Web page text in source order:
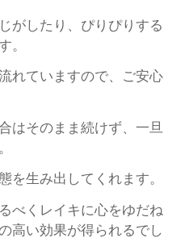
がしたり、ぴりぴりする
。
れていますので、ご安心
はそのまま続けず、一旦
を生み出してくれます。
べくレイキに心をゆだね
高い効果が得られるでし